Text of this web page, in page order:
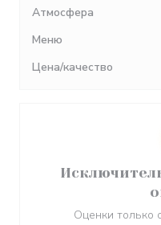
Атмосфера
Меню
Цена/качество
Оценки только